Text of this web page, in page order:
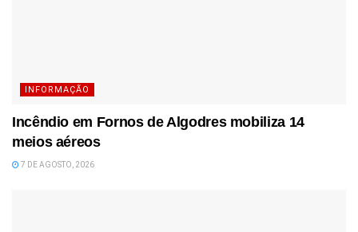
INFORMAÇÃO
Incêndio em Fornos de Algodres mobiliza 14
meios aéreos
7 DE AGOSTO, 2026